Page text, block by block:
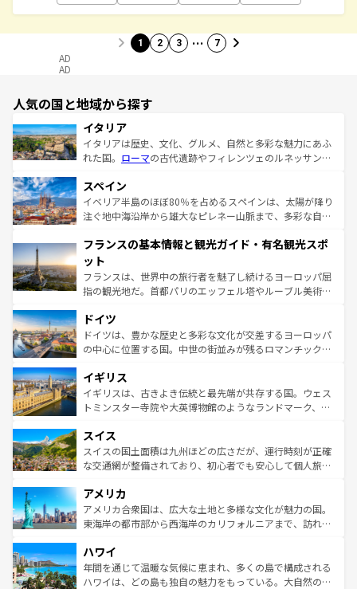
1 2 3 … 7
AD
AD
人気の国と地域から探す
イタリア
イタリアは歴史、文化、グルメ、自然と多彩な魅力にあふ
れた国。 ローマの古代遺跡やフィレンツェのルネッサンス
ろん、トスカーナの美しい田園風景やアマルフィ海岸の絶
景など、自然景観も見逃せない。観光の合間には、本場の
ピザやパスタなど、絶品のイタリア料理を堪能することも
ませてくれるイタリアで、忘れられない旅をしてみよう！
なお、新着のイタリア情報は
しい。
スペイン
イベリア半島のほぼ80％を占めるスペインは、太陽が降り
注ぐ地中海沿岸から雄大なピレネー山脈まで、多彩な自然
文化が根付くこの国では、情熱的なフラメンコ、熱気あふ
れる闘牛、そして美味しいタパスが生活の一部となってい
る。首都マドリードの洗練された雰囲気や、バルセロナの
アートに溢れた街角から、地方では古代ローマ遺跡や中世
せる。地方によって風土や気候が異なるスペインはその個
性で訪れる人を魅了する。 なお、新着のスペイン情報は コ
ンテンツ一覧を参照してほしい。
フランスの基本情報と観光ガイド・有名観光スポ
ット
フランスは、世界中の旅行者を魅了し続けるヨーロッパ屈
指の観光地だ。首都パリのエッフェル塔やルーブル美術館
で、幅広い魅力が詰まっている。華麗な宮殿、歴史的な大
聖堂、美しいビーチ、そして豊かな自然が、訪れる者を心
から魅了する。また、フランスは美食の国としても知ら
いる。シャンパンの発祥地であるランス、プロヴァンスの
香り高いラベンダー畑など、多彩な楽しみ方が可能だ。さ
らに、パリ以外の地域にも魅力が溢れており、どの街角に
れる地方に足を運ぶとそれぞれで全く異なる文化を体験で
きるだろう。 なお、新着のフランス情報はコンテンツ一覧
を参照してほしい。
ドイツ
ドイツは、豊かな歴史と多彩な文化が交差するヨーロッパ
の中心に位置する国。中世の街並みが残るロマンチック街
顔を持つこの国は、どこを歩いても飽きることがない。ベ
ルリンの文化的活気、バイエルン州のアルプスの絶景、そ
してライン川沿いのワイン畑といった風景は必見。ビール
は、お酒好きな人にはぜひ体験してほしい。 なお、新着の
ドイツ情報はコンテンツ一覧を参照してほしい。
イギリス
イギリスは、古きよき伝統と最先端が共存する国。ウェス
トミンスター寺院や大英博物館のようなランドマーク、歴
リアごとに異なる魅力がある。また、優雅なアフタヌーン
ティー、ビール好きにはたまらない英国パブ、サッカー観
戦など、本場だからこそできる体験も豊富。イギリスを旅
ンツ一覧を参照してほしい。
スイス
スイスの国土面積は九州ほどの広さだが、運行時刻が正確
な交通網が整備されており、初心者でも安心して個人旅行
の建物がそのまま残る町や、スイスならではのユニークな
博物館もあり、アルプス観光だけでなく町歩きも満喫する
ことができる。国民の所得が高いため物価も高いが、旅行
ば市内交通費無料で観光を楽しむこともできる。 なお、新
着のスイス情報はコンテンツ一覧 を参照してほしい。
アメリカ
アメリカ合衆国は、広大な土地と多様な文化が魅力の国。
東海岸の都市部から西海岸のカリフォルニアまで、訪れる
のような巨大都市は、観光、ショッピング、エンターテイ
ンメントが詰まった刺激的なスポットだ。一方、アメリカ
西部には大自然が広がり、グランドキャニオンやイエロー
ハワイ
年間を通じて温暖な気候に恵まれ、多くの島で構成される
ハワイは、どの島も独自の魅力をもっている。大自然の神